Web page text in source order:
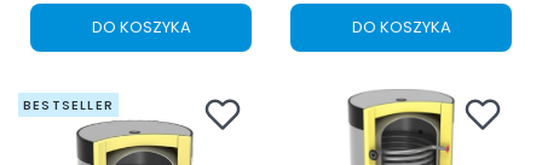
DO KOSZYKA DO KOSZYKA
BESTSELLER